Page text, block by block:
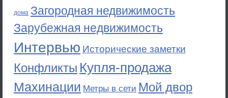
дома Загородная недвижимость
Зарубежная недвижимость
Интервью Исторические заметки
Конфликты Купля-продажа
Махинации Метры в сети Мой двор